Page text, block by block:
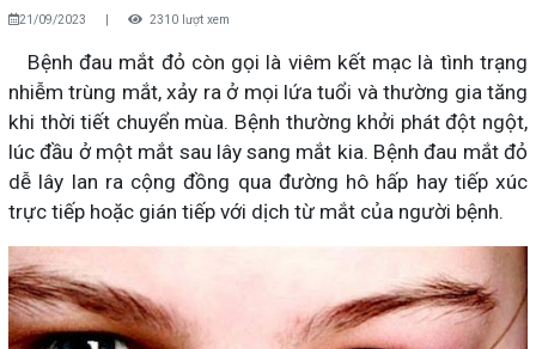
21/09/2023 2310 lượt xem
Bệnh đau mắt đỏ còn gọi là viêm kết mạc là tình trạng
nhiễm trùng mắt, xảy ra ở mọi lứa tuổi và thường gia tăng
khi thời tiết chuyển mùa. Bệnh thường khởi phát đột ngột,
lúc đầu ở một mắt sau lây sang mắt kia. Bệnh đau mắt đỏ
dễ lây lan ra cộng đồng qua đường hô hấp hay tiếp xúc
trực tiếp hoặc gián tiếp với dịch từ mắt của người bệnh.